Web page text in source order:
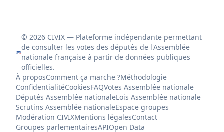
© 2026 CIVIX — Plateforme indépendante permettant
de consulter les votes des députés de l'Assemblée
nationale française à partir de données publiques
officielles.
À proposComment ça marche ?Méthodologie
ConfidentialitéCookiesFAQVotes Assemblée nationale
Députés Assemblée nationaleLois Assemblée nationale
Scrutins Assemblée nationaleEspace groupes
Modération CIVIXMentions légalesContact
Groupes parlementairesAPIOpen Data